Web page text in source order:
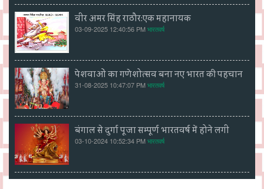
वीर अमर सिंह राठौर:एक महानायक
03-09-2025 12:40:56 PMभारतवर्ष
पेशवाओं का गणेशोत्सव बना नए भारत की पहचान
31-08-2025 10:47:07 PMभारतवर्ष
बंगाल से दुर्गा पूजा सम्पूर्ण भारतवर्ष में होने लगी
03-10-2024 10:52:34 PMभारतवर्ष